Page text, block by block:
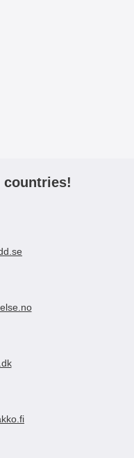
countries!